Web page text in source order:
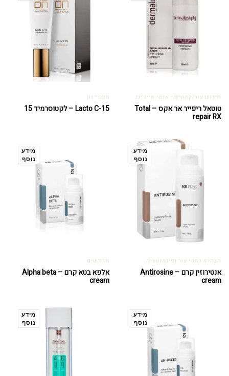
חידוש עור/קמטים - אנטי אייג'ינג
טוטאל ריפייר אר אקס – Total
repair RX
מוצרי נון
Lacto C-15 – לקטוסרמיד 15
מידע
נוסף
הבהרת כתמי עור ופיגמנטציה
אנטירוזין קרם – Antirosine
cream
מידע
נוסף
מחדשים
אלפא בטא קרם – Alpha beta
cream
מידע
נוסף
מידע
נוסף